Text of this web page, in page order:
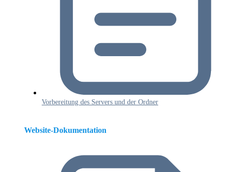
Vorbereitung des Servers und der Ordner
Website-Dokumentation